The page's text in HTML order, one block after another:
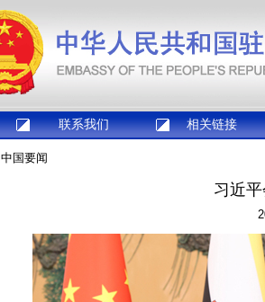
联系我们 相关链接
中国要闻
习近